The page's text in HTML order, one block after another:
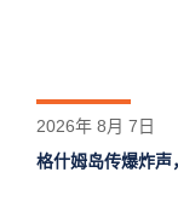
2026年 8月 7日
格什姆岛‌传爆炸